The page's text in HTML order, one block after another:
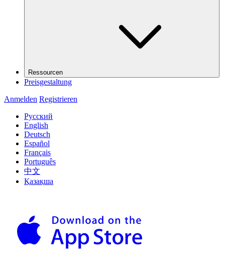
Ressourcen
Preisgestaltung
Anmelden Registrieren
Русский
English
Deutsch
Español
Français
Português
中文
Қазақша